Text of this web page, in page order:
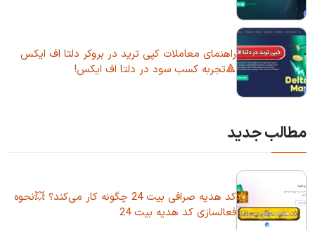
راهنمای معاملات کپی ترید در بروکر دلتا اف ایکس
🔺تجربه کسب سود در دلتا اف ایکس!
مطالب جدید
کد هدیه صرافی بیت 24 چگونه کار می‌کند؟ 💥نحوه
فعالسازی کد هدیه بیت 24